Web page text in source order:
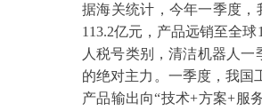
据海关统计，今年一季度
113.2亿元，产品远销至全
人税号类别，清洁机器人
的绝对主力。一季度，我国
产品输出向“技术+方案+服